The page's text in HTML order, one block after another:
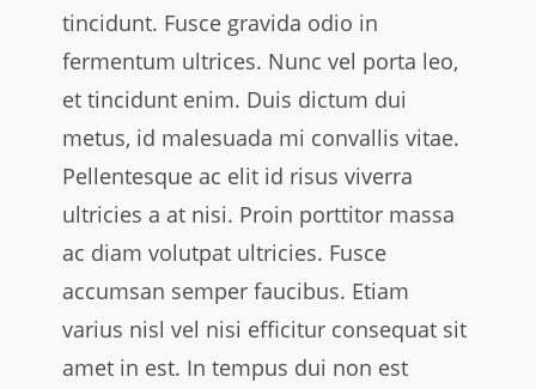
tincidunt. Fusce gravida odio in
fermentum ultrices. Nunc vel porta leo,
et tincidunt enim. Duis dictum dui
metus, id malesuada mi convallis vitae.
Pellentesque ac elit id risus viverra
ultricies a at nisi. Proin porttitor massa
ac diam volutpat ultricies. Fusce
accumsan semper faucibus. Etiam
varius nisl vel nisi efficitur consequat sit
amet in est. In tempus dui non est